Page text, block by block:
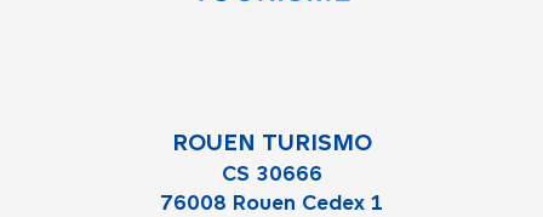
ROUEN TURISMO
CS 30666
76008 Rouen Cedex 1